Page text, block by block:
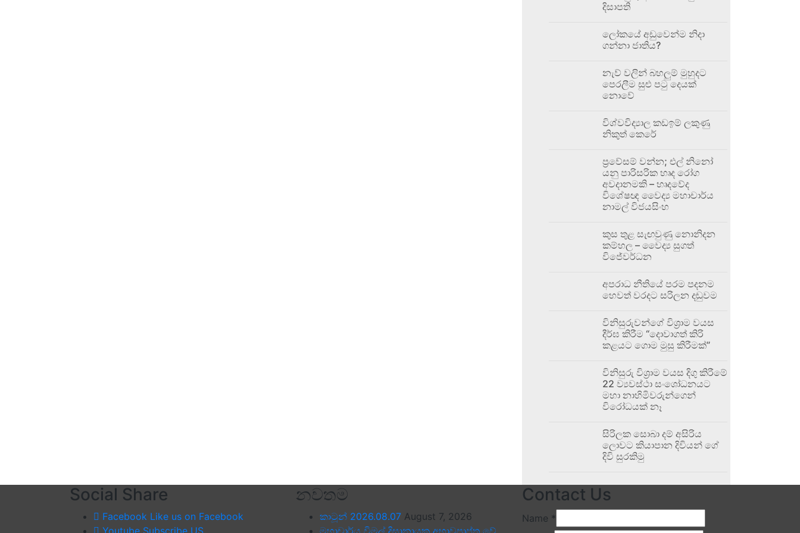
දිසාපති
ලෝකයේ අඩුවෙන්ම නිදා
ගන්නා ජාතිය?
නැව් වලින් බහලුම් මුහුදට
පෙරලීම සුළු පටු දෙයක්
නොවේ
විශ්වවිද්‍යාල කඩඉම් ලකුණු
නිකුත් කෙරේ
ප්‍රවේසම් වන්න; එල් නිනෝ
යනු පාරිසරික හෘද රෝග
අවදානමකි – හෘදවේද
විශේෂඥ වෛද්‍ය මහාචාර්ය
නාමල් විජයසිංහ
කුස තුළ සැඟවුණු නොනිදන
කම්හල – වෛද්‍ය සුගත්
විජේවර්ධන
අපරාධ නීතියේ පරම පදනම
හෙවත් වරදට සරිලන දඬුවම
විනිසුරුවන්ගේ විශ්‍රාම වයස
දීර්ඝ කිරීම “දොවාගත් කිරි
කළයට ගොම මුසු කිරීමක්”
විනිසුරු විශ්‍රාම වයස දිගු කිරීමේ
22 ව්‍යවස්ථා සංශෝධනයට
මහා නාහිමිවරුන්ගෙන්
විරෝධයක් නෑ
සිරිලක සොබා දම් අසිරිය
ලොවට කියාපාන දිවියන් ගේ
දිවි සුරකිමු
Social Share
Facebook Like us on Facebook
Youtube Subscribe US
නවතම
කාටූන් 2026.08.07 August 7, 2026
මහාචාර්ය විමල් දිසානායක අභාවප්‍රාප්ත වේ
Contact Us
Name *